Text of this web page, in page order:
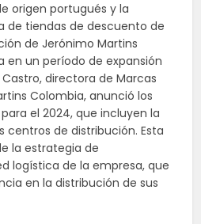
origen portugués y la
de tiendas de descuento de
de Jerónimo Martins
en un período de expansión
directora de Marcas
Colombia, anunció los
el 2024, que incluyen la
centros de distribución. Esta
la estrategia de
logística de la empresa, que
en la distribución de sus